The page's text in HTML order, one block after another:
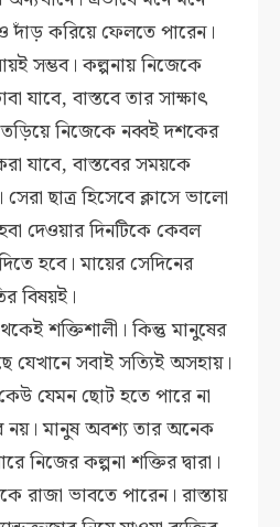
দাঁড় করিয়ে ফেলতে পারেন।
সম্ভব। কল্পনায় নিজেকে
যাবে, বাস্তবে তার সাক্ষাৎ
নিজেকে নব্বই দশকের
যাবে, বাস্তবের সময়কে
ছাত্র হিসেবে ক্লাসে ভালো
দেওয়ার দিনটিকে কেবল
হবে। মায়ের সেদিনের
বিষয়ই।
শক্তিশালী। কিন্তু মানুষের
সবাই সত্যিই অসহায়।
যেমন ছোট হতে পারে না
নয়। মানুষ অবশ্য তার অনেক
কল্পনা শক্তির দ্বারা।
রাজা ভাবতে পারেন। রাস্তায়